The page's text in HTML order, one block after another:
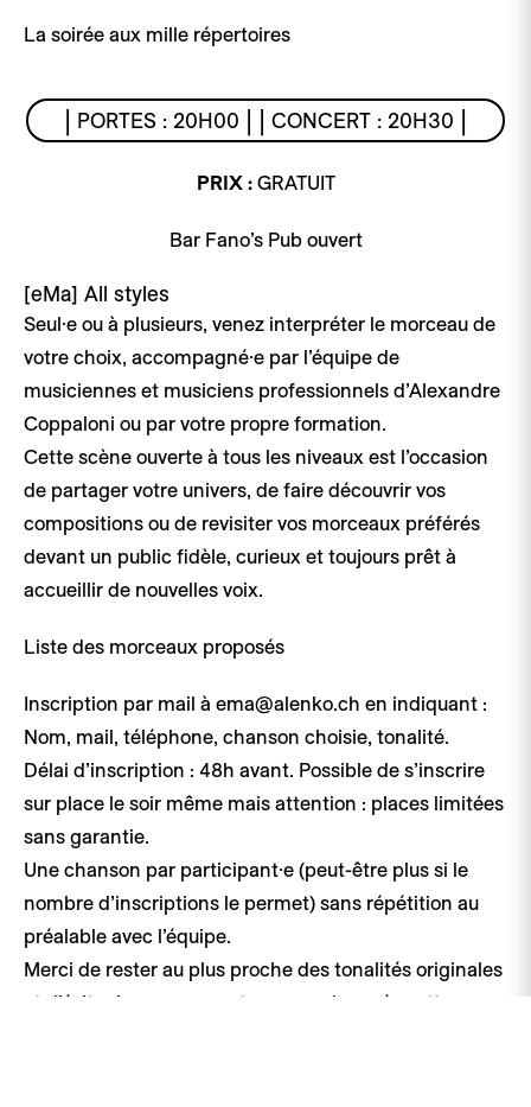
La soirée aux mille répertoires
| PORTES : 20H00 | | CONCERT : 20H30 |
PRIX :GRATUIT
Bar Fano’s Pub ouvert
[eMa] All styles
Seul·e ou à plusieurs, venez interpréter le morceau de
votre choix, accompagné·e par l’équipe de
musiciennes et musiciens professionnels d’Alexandre
Coppaloni ou par votre propre formation.
Cette scène ouverte à tous les niveaux est l’occasion
de partager votre univers, de faire découvrir vos
compositions ou de revisiter vos morceaux préférés
devant un public fidèle, curieux et toujours prêt à
accueillir de nouvelles voix.
Liste des morceaux proposés
Inscription par mail à ema@alenko.ch en indiquant :
Nom, mail, téléphone, chanson choisie, tonalité.
Délai d’inscription : 48h avant. Possible de s’inscrire
sur place le soir même mais attention : places limitées
sans garantie.
Une chanson par participant·e (peut-être plus si le
nombre d’inscriptions le permet) sans répétition au
préalable avec l’équipe.
Merci de rester au plus proche des tonalités originales
et d’éviter les morceaux trop complexes à mettre en